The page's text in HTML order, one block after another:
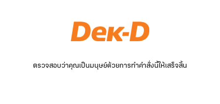
ตรวจสอบว่าคุณเป็นมนุษย์ด้วยการทำคำสั่งนี้ให้เสร็จสิ้น